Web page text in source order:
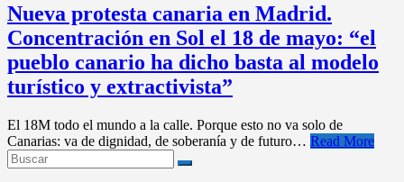
Nueva protesta canaria en Madrid.
Concentración en Sol el 18 de mayo: “el
pueblo canario ha dicho basta al modelo
turístico y extractivista”
El 18M todo el mundo a la calle. Porque esto no va solo de
Canarias: va de dignidad, de soberanía y de futuro… Read More